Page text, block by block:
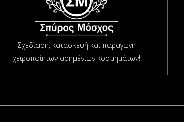
Σχεδίαση, κατασκευή και παραγωγή
χειροποίητων ασημένιων κοσμημάτων!